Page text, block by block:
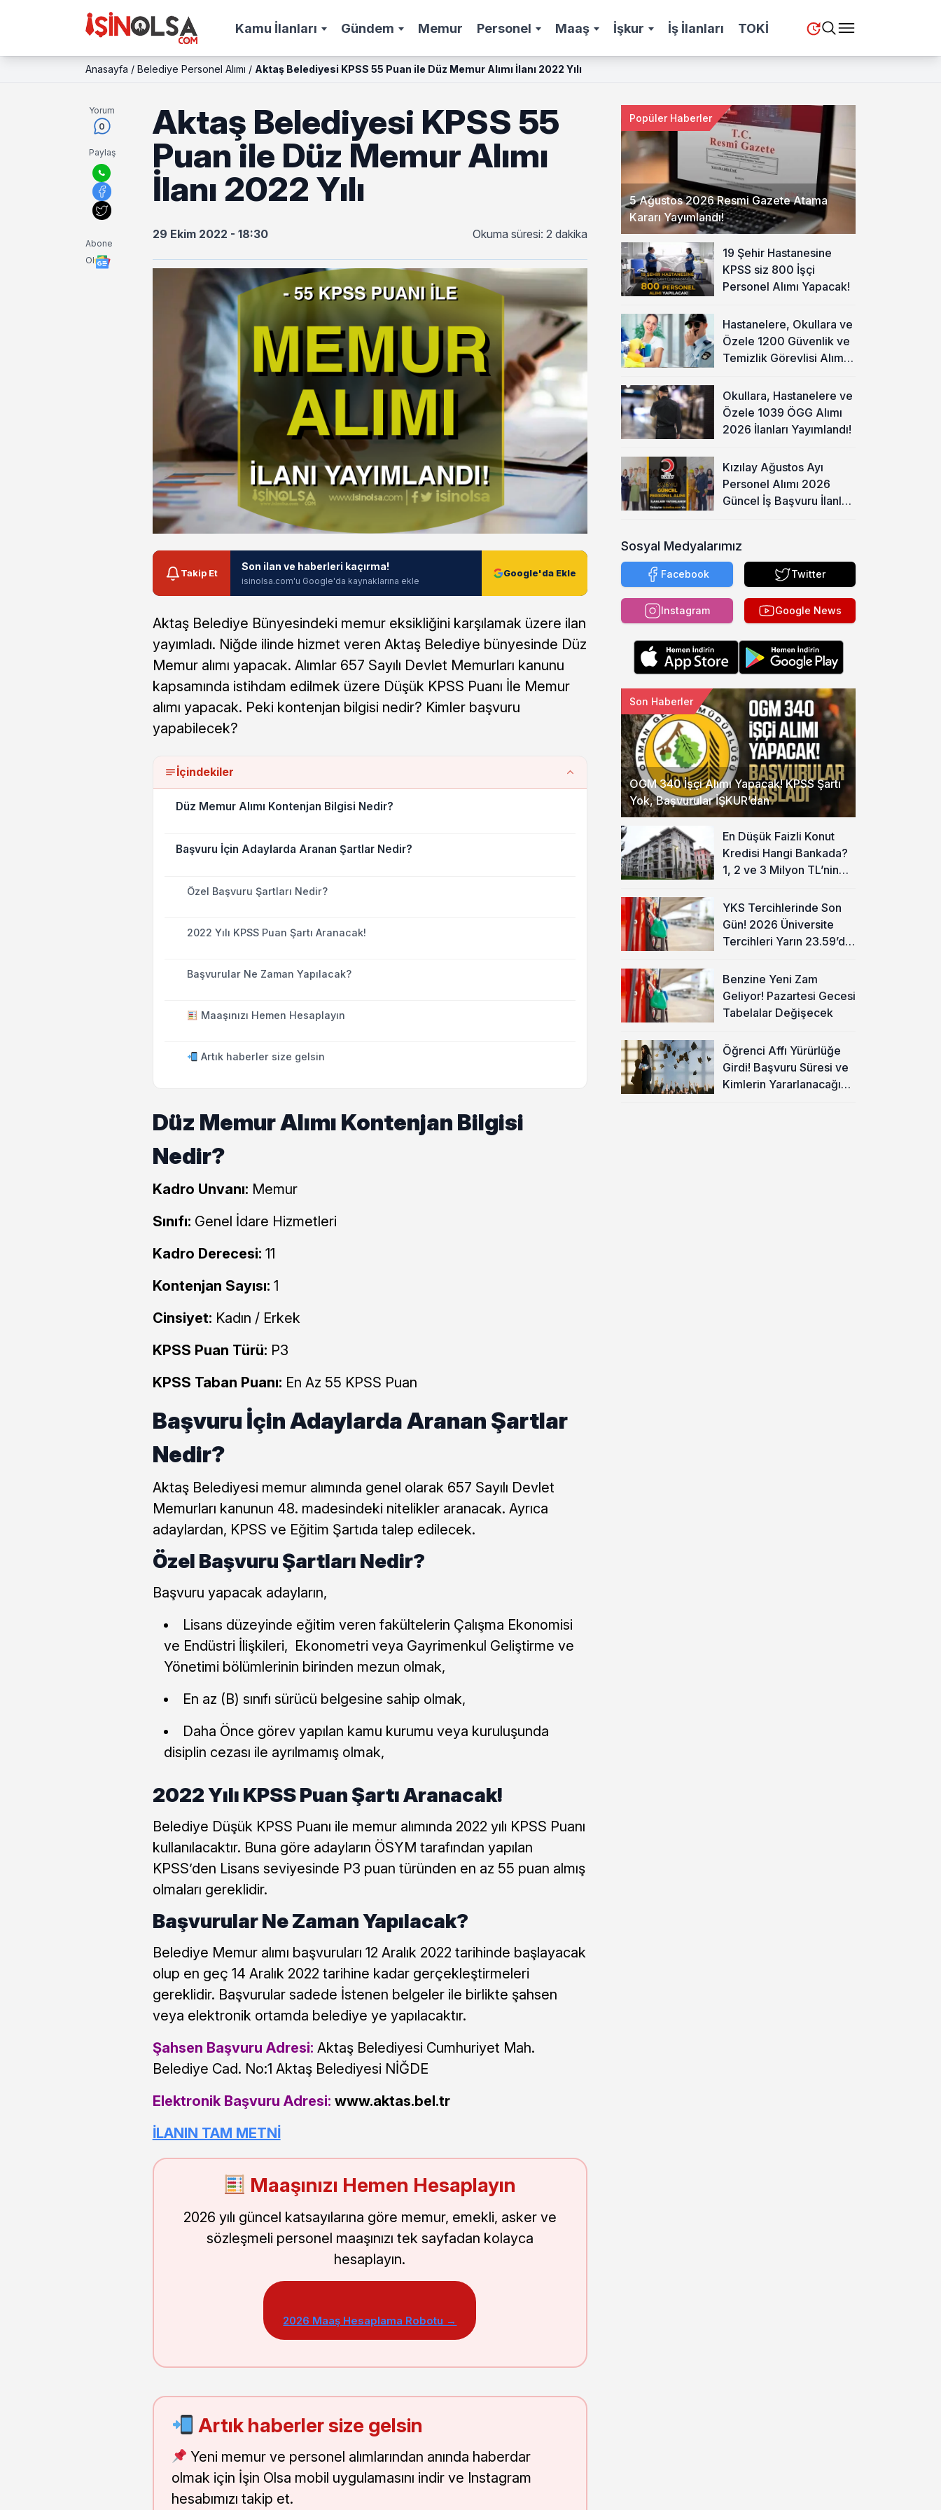
Kamu İlanları Gündem Memur Personel Maaş İşkur İş İlanları TOKİ
Anasayfa / Belediye Personel Alımı / Aktaş Belediyesi KPSS 55 Puan ile Düz Memur Alımı İlanı 2022 Yılı
Yorum
0
Paylaş
Abone
Ol
Aktaş Belediyesi KPSS 55
Puan ile Düz Memur Alımı
İlanı 2022 Yılı
29 Ekim 2022 - 18:30 Okuma süresi: 2 dakika
Takip Et
Son ilan ve haberleri kaçırma!
isinolsa.com'u Google'da kaynaklarına ekle
Google'da Ekle
Aktaş Belediye Bünyesindeki memur eksikliğini karşılamak üzere ilan
yayımladı. Niğde ilinde hizmet veren Aktaş Belediye bünyesinde Düz
Memur alımı yapacak. Alımlar 657 Sayılı Devlet Memurları kanunu
kapsamında istihdam edilmek üzere Düşük KPSS Puanı İle Memur
alımı yapacak. Peki kontenjan bilgisi nedir? Kimler başvuru
yapabilecek?
İçindekiler
Düz Memur Alımı Kontenjan Bilgisi Nedir?
Başvuru İçin Adaylarda Aranan Şartlar Nedir?
Özel Başvuru Şartları Nedir?
2022 Yılı KPSS Puan Şartı Aranacak!
Başvurular Ne Zaman Yapılacak?
Maaşınızı Hemen Hesaplayın
Artık haberler size gelsin
Düz Memur Alımı Kontenjan Bilgisi
Nedir?
Kadro Unvanı: Memur
Sınıfı: Genel İdare Hizmetleri
Kadro Derecesi: 11
Kontenjan Sayısı: 1
Cinsiyet: Kadın / Erkek
KPSS Puan Türü: P3
KPSS Taban Puanı: En Az 55 KPSS Puan
Başvuru İçin Adaylarda Aranan Şartlar
Nedir?
Aktaş Belediyesi memur alımında genel olarak 657 Sayılı Devlet
Memurları kanunun 48. madesindeki nitelikler aranacak. Ayrıca
adaylardan, KPSS ve Eğitim Şartıda talep edilecek.
Özel Başvuru Şartları Nedir?
Başvuru yapacak adayların,
Lisans düzeyinde eğitim veren fakültelerin Çalışma Ekonomisi
ve Endüstri İlişkileri, Ekonometri veya Gayrimenkul Geliştirme ve
Yönetimi bölümlerinin birinden mezun olmak,
En az (B) sınıfı sürücü belgesine sahip olmak,
Daha Önce görev yapılan kamu kurumu veya kuruluşunda
disiplin cezası ile ayrılmamış olmak,
2022 Yılı KPSS Puan Şartı Aranacak!
Belediye Düşük KPSS Puanı ile memur alımında 2022 yılı KPSS Puanı
kullanılacaktır. Buna göre adayların ÖSYM tarafından yapılan
KPSS’den Lisans seviyesinde P3 puan türünden en az 55 puan almış
olmaları gereklidir.
Başvurular Ne Zaman Yapılacak?
Belediye Memur alımı başvuruları 12 Aralık 2022 tarihinde başlayacak
olup en geç 14 Aralık 2022 tarihine kadar gerçekleştirmeleri
gereklidir. Başvurular sadede İstenen belgeler ile birlikte şahsen
veya elektronik ortamda belediye ye yapılacaktır.
Şahsen Başvuru Adresi: Aktaş Belediyesi Cumhuriyet Mah.
Belediye Cad. No:1 Aktaş Belediyesi NİĞDE
Elektronik Başvuru Adresi: www.aktas.bel.tr
İLANIN TAM METNİ
Maaşınızı Hemen Hesaplayın
2026 yılı güncel katsayılarına göre memur, emekli, asker ve
sözleşmeli personel maaşınızı tek sayfadan kolayca
hesaplayın.
2026 Maaş Hesaplama Robotu →
Artık haberler size gelsin
Yeni memur ve personel alımlarından anında haberdar
olmak için İşin Olsa mobil uygulamasını indir ve Instagram
hesabımızı takip et.
5 Ağustos 2026 Resmi Gazete Atama
Kararı Yayımlandı!
Popüler Haberler
19 Şehir Hastanesine
KPSS siz 800 İşçi
Personel Alımı Yapacak!
Hastanelere, Okullara ve
Özele 1200 Güvenlik ve
Temizlik Görevlisi Alımı
Okullara, Hastanelere ve
Özele 1039 ÖGG Alımı
2026 İlanları Yayımlandı!
Kızılay Ağustos Ayı
Personel Alımı 2026
Güncel İş Başvuru İlanları
Sosyal Medyalarımız
Facebook Twitter
Instagram Google News
OGM 340 İşçi Alımı Yapacak! KPSS Şartı
Yok, Başvurular İŞKUR’dan
Son Haberler
En Düşük Faizli Konut
Kredisi Hangi Bankada?
1, 2 ve 3 Milyon TL’nin
YKS Tercihlerinde Son
Gün! 2026 Üniversite
Tercihleri Yarın 23.59’da
Benzine Yeni Zam
Geliyor! Pazartesi Gecesi
Tabelalar Değişecek
Öğrenci Affı Yürürlüğe
Girdi! Başvuru Süresi ve
Kimlerin Yararlanacağı